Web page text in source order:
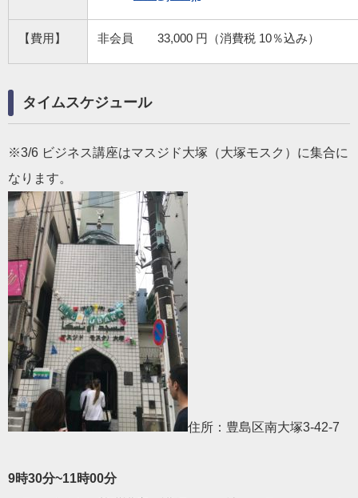
【費用】 非会員 33,000 円（消費税 10％込み）
タイムスケジュール
※3/6 ビジネス講座はマスジド大塚（大塚モスク）に集合に
なります。
住所：豊島区南大塚3-42-7
9時30分~11時00分